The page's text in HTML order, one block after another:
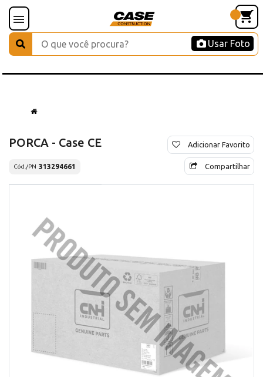
Usar Foto
PORCA - Case CE
Cód./PN 313294661
Adicionar Favorito
Compartilhar